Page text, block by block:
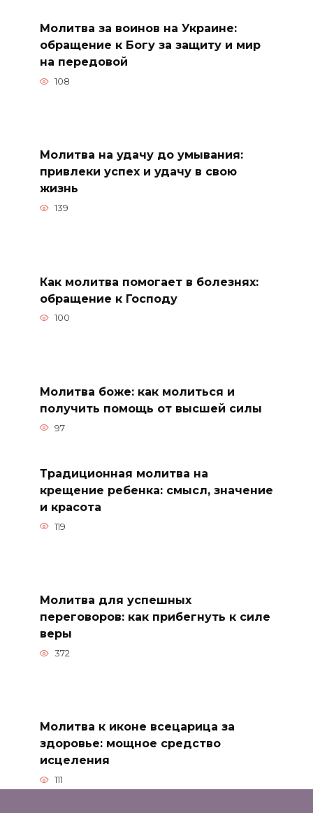
Молитва за воинов на Украине:
обращение к Богу за защиту и мир
на передовой
108
Молитва на удачу до умывания:
привлеки успех и удачу в свою
жизнь
139
Как молитва помогает в болезнях:
обращение к Господу
100
Молитва боже: как молиться и
получить помощь от высшей силы
97
Традиционная молитва на
крещение ребенка: смысл, значение
и красота
119
Молитва для успешных
переговоров: как прибегнуть к силе
веры
372
Молитва к иконе всецарица за
здоровье: мощное средство
исцеления
111